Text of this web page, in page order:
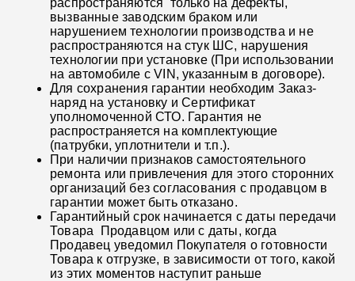
вызванные заводским браком или
нарушением технологии производства и не
распространяются на стук ШС, нарушения
технологии при установке (При использовании
на автомобиле с VIN, указанным в договоре).
Для сохранения гарантии необходим Заказ-
наряд на установку и Сертификат
уполномоченной СТО. Гарантия не
распространяется на комплектующие
(патрубки, уплотнители и т.п.).
При наличии признаков самостоятельного
ремонта или привлечения для этого сторонних
организаций без согласования с продавцом в
гарантии может быть отказано.
Гарантийный срок начинается с даты передачи
Товара Продавцом или с даты, когда
Продавец уведомил Покупателя о готовности
Товара к отгрузке, в зависимости от того, какой
из этих моментов наступит раньше